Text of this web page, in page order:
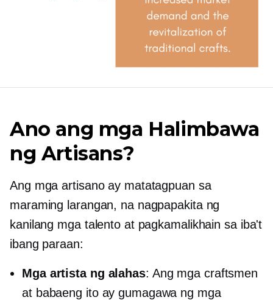
Ano ang mga Halimbawa
ng Artisans?
Ang mga artisano ay matatagpuan sa
maraming larangan, na nagpapakita ng
kanilang mga talento at pagkamalikhain sa iba't
ibang paraan:
Mga artista ng alahas: Ang mga craftsmen
at babaeng ito ay gumagawa ng mga